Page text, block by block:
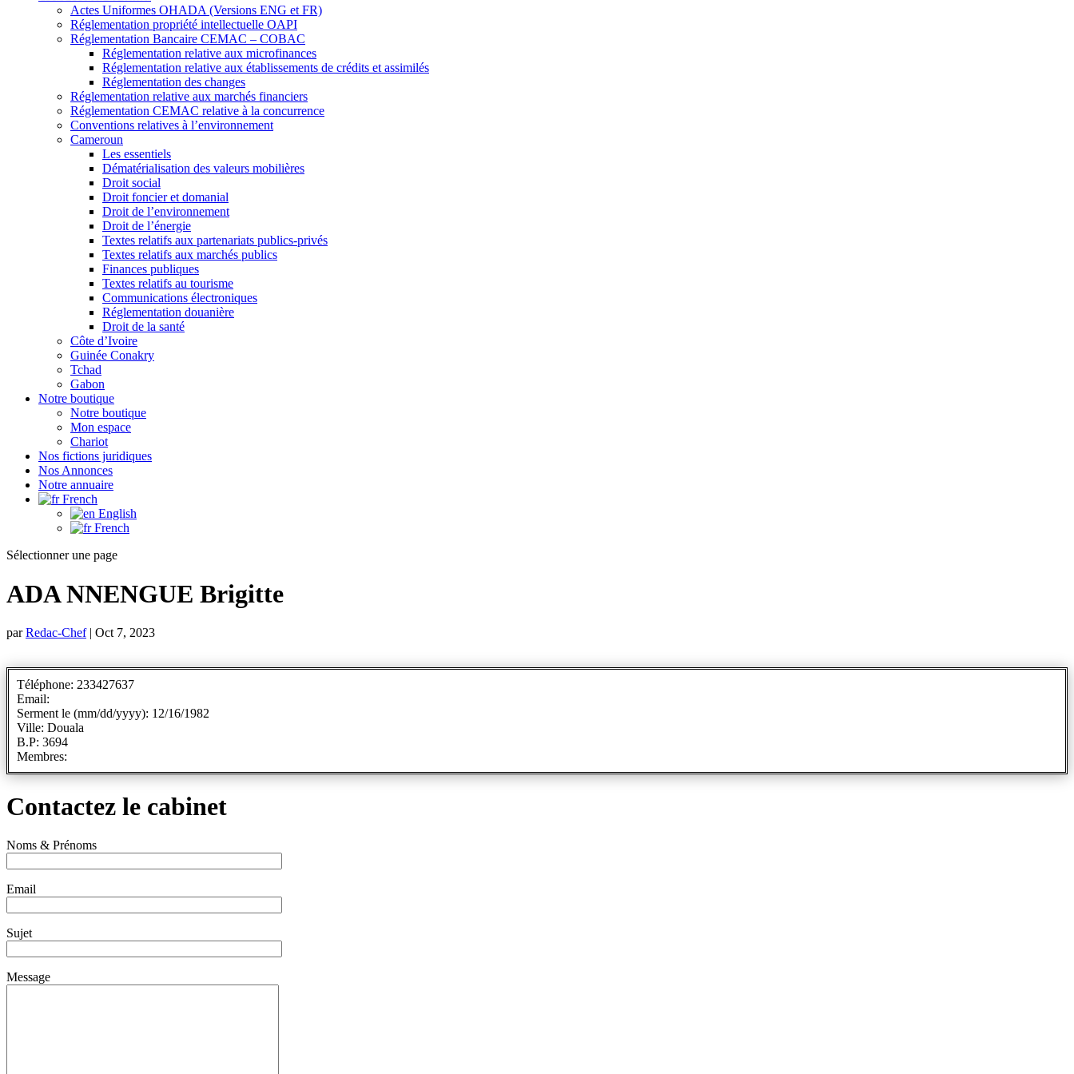
Actes Uniformes OHADA (Versions ENG et FR)
Réglementation propriété intellectuelle OAPI
Réglementation Bancaire CEMAC – COBAC
Réglementation relative aux microfinances
Réglementation relative aux établissements de crédits et assimilés
Réglementation des changes
Réglementation relative aux marchés financiers
Réglementation CEMAC relative à la concurrence
Conventions relatives à l’environnement
Cameroun
Les essentiels
Dématérialisation des valeurs mobilières
Droit social
Droit foncier et domanial
Droit de l’environnement
Droit de l’énergie
Textes relatifs aux partenariats publics-privés
Textes relatifs aux marchés publics
Finances publiques
Textes relatifs au tourisme
Communications électroniques
Réglementation douanière
Droit de la santé
Côte d’Ivoire
Guinée Conakry
Tchad
Gabon
Notre boutique
Notre boutique
Mon espace
Chariot
Nos fictions juridiques
Nos Annonces
Notre annuaire
French
English
French
Sélectionner une page
ADA NNENGUE Brigitte
parRedac-Chef| Oct 7, 2023
Téléphone: 233427637
Email:
Serment le (mm/dd/yyyy): 12/16/1982
Ville: Douala
B.P: 3694
Membres:
Contactez le cabinet
Noms & Prénoms
Email
Sujet
Message